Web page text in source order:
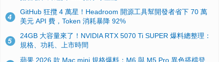
4
GitHub 狂攬 4 萬星！Headroom 開源工具幫開發者省下 70 萬
美元 API 費，Token 消耗暴降 92%
5
24GB 大容量來了！NVIDIA RTX 5070 Ti SUPER 爆料總整理：
規格、功耗、上市時間
蘋果 2026 款 Mac mini 規格爆料：M6 與 M5 Pro 異色搭檔登